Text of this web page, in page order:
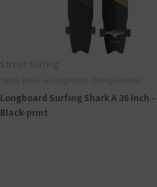
Street Surfing
Skate, Wave- en Longboard - Overige merken
Longboard Surfing Shark A 36 Inch -
Black-print